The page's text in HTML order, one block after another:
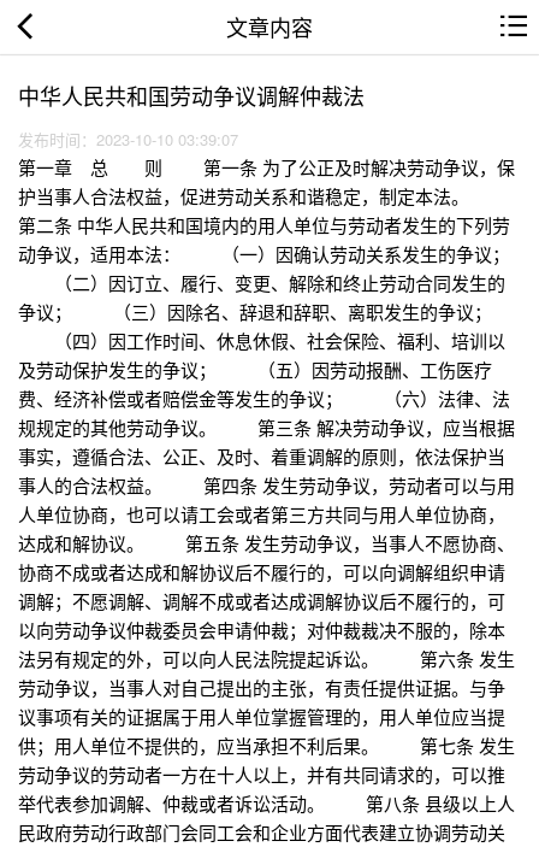
文章内容
中华人民共和国劳动争议调解仲裁法
发布时间：2023-10-10 03:39:07
第一章 总 则 第一条 为了公正及时解决劳动争议，保
护当事人合法权益，促进劳动关系和谐稳定，制定本法。
第二条 中华人民共和国境内的用人单位与劳动者发生的下列劳
动争议，适用本法： （一）因确认劳动关系发生的争议；
（二）因订立、履行、变更、解除和终止劳动合同发生的
争议； （三）因除名、辞退和辞职、离职发生的争议；
（四）因工作时间、休息休假、社会保险、福利、培训以
及劳动保护发生的争议； （五）因劳动报酬、工伤医疗
费、经济补偿或者赔偿金等发生的争议； （六）法律、法
规规定的其他劳动争议。 第三条 解决劳动争议，应当根据
事实，遵循合法、公正、及时、着重调解的原则，依法保护当
事人的合法权益。 第四条 发生劳动争议，劳动者可以与用
人单位协商，也可以请工会或者第三方共同与用人单位协商，
达成和解协议。 第五条 发生劳动争议，当事人不愿协商、
协商不成或者达成和解协议后不履行的，可以向调解组织申请
调解；不愿调解、调解不成或者达成调解协议后不履行的，可
以向劳动争议仲裁委员会申请仲裁；对仲裁裁决不服的，除本
法另有规定的外，可以向人民法院提起诉讼。 第六条 发生
劳动争议，当事人对自己提出的主张，有责任提供证据。与争
议事项有关的证据属于用人单位掌握管理的，用人单位应当提
供；用人单位不提供的，应当承担不利后果。 第七条 发生
劳动争议的劳动者一方在十人以上，并有共同请求的，可以推
举代表参加调解、仲裁或者诉讼活动。 第八条 县级以上人
民政府劳动行政部门会同工会和企业方面代表建立协调劳动关